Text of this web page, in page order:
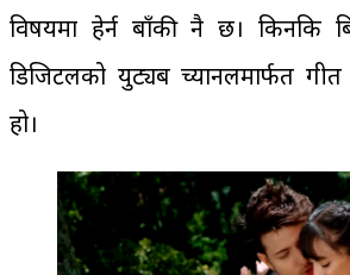
विषयमा हेर्न बाँकी नै छ। किनकि
डिजिटलको युट्यब च्यानलमार्फत गीत
हो।